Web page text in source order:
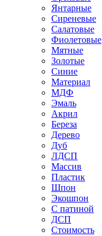
Янтарные
Сиреневые
Салатовые
Фиолетовые
Мятные
Золотые
Синие
Материал
МДФ
Эмаль
Акрил
Береза
Дерево
Дуб
ЛДСП
Массив
Пластик
Шпон
Экошпон
С патиной
ДСП
Стоимость